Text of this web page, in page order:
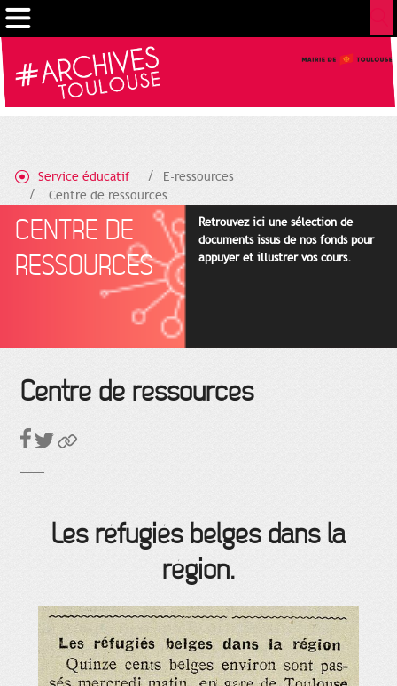
Service éducatif
E-ressources
Centre de ressources
CENTRE DE
RESSOURCES
Retrouvez ici une sélection de
documents issus de nos fonds pour
appuyer et illustrer vos cours.
Centre de ressources
Les réfugiés belges dans la
région.
Gestion de vos préférences sur les cookies